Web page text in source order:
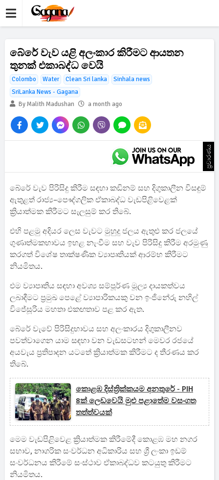
බේරේ වැව යළි අලංකාර කිරීමට ආයතන
තුනක් එකාබද්ධ වෙයි
Colombo Water Clean Sri lanka
Sinhala news
SriLanka News - Gagana
By Malith Madushan
a month ago
ප්‍රචාරණය
බේරේ වැව පිරිසිදු කිරීම සඳහා කඩිනම් සහ දිගුකාලීන විසඳුම්
ඇතුළත් රාජ්‍ය–පෞද්ගලික ඒකාබද්ධ වැඩපිළිවෙළක්
ක්‍රියාත්මක කිරීමට සැලසුම් කර තිබේ.
එහි පළමු අදියර ලෙස වැවට මුහුදු ජලය ඇතුළු කර ජලයේ
ගුණාත්මකභාවය ඉහළ නැංවීම සහ වැව පිරිසිදු කිරීම අරමුණු
කරගත් විශේෂ තාක්ෂණික ව්‍යාපෘතියක් ආරම්භ කිරීමට
නියමිතය.
එම ව්‍යාපෘතිය සඳහා අවශ්‍ය සම්පූර්ණ මූල්‍ය දායකත්වය
ලබාදීමට ප්‍රමුඛ පෙළේ ව්‍යාපාරිකයකු වන ඉංජිනේරු නහිල්
විජේසූරිය මහතා එකඟතාව පළ කර ඇත.
බේරේ වැවේ පිරිසිදුභාවය සහ අලංකාරය දිගුකාලීනව
පවත්වාගෙන යාම සඳහා වන වැඩසටහන් මෙවර රජයේ
අයවැය ප්‍රතිපාදන යටතේ ක්‍රියාත්මක කිරීමට ද තීරණය කර
තිබේ.
කොළඹ දිස්ත්‍රික්කයම අනතුරේ - PIH
8ක් ලෙඩවෙයි මුළු පළාතේම වසංගත
තත්ත්වයක්
මෙම වැඩපිළිවෙළ ක්‍රියාත්මක කිරීමේදී කොළඹ මහ නගර
සභාව, නාගරික සංවර්ධන අධිකාරිය සහ ශ්‍රී ලංකා ඉඩම්
සංවර්ධනය කිරීමේ සංස්ථාව ඒකාබද්ධව කටයුතු කිරීමට
නියමිතය.